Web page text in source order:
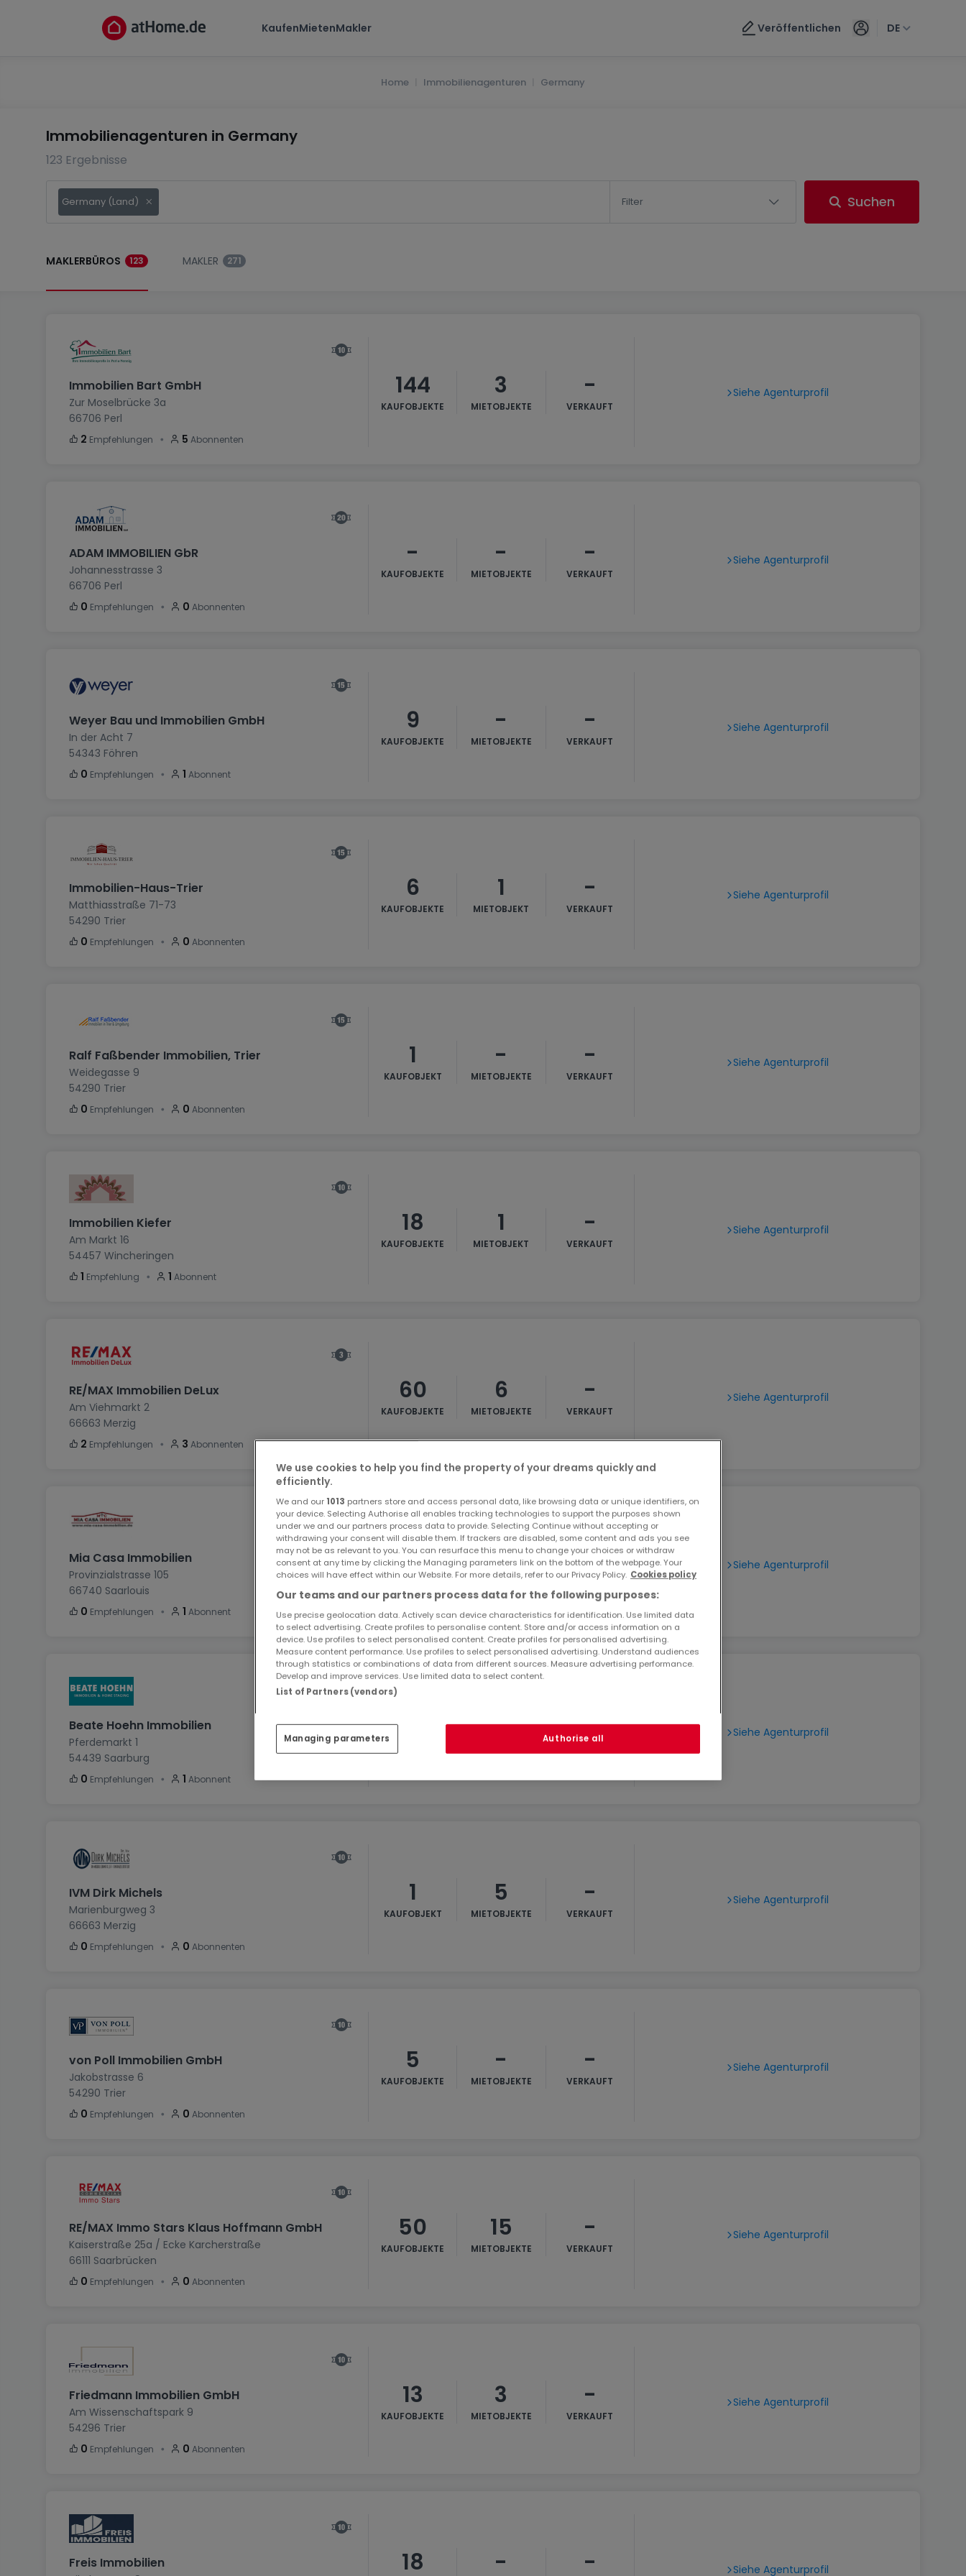
KaufenMietenMakler Veröffentlichen DE
Home Immobilienagenturen Germany
Immobilienagenturen in Germany
123 Ergebnisse
Germany (Land) Filter Suchen
MAKLERBÜROS 123 MAKLER 271
Immobilien Bart GmbH
Zur Moselbrücke 3a
66706 Perl
2 Empfehlungen ・ 5 Abonnenten
144
KAUFOBJEKTE
3
MIETOBJEKTE
-
VERKAUFT
Siehe Agenturprofil
ADAM IMMOBILIEN GbR
Johannesstrasse 3
66706 Perl
0 Empfehlungen ・ 0 Abonnenten
-
KAUFOBJEKTE
-
MIETOBJEKTE
-
VERKAUFT
Siehe Agenturprofil
Weyer Bau und Immobilien GmbH
In der Acht 7
54343 Föhren
0 Empfehlungen ・ 1 Abonnent
9
KAUFOBJEKTE
-
MIETOBJEKTE
-
VERKAUFT
Siehe Agenturprofil
Immobilien-Haus-Trier
Matthiasstraße 71-73
54290 Trier
0 Empfehlungen ・ 0 Abonnenten
6
KAUFOBJEKTE
1
MIETOBJEKT
-
VERKAUFT
Siehe Agenturprofil
Ralf Faßbender Immobilien, Trier
Weidegasse 9
54290 Trier
0 Empfehlungen ・ 0 Abonnenten
1
KAUFOBJEKT
-
MIETOBJEKTE
-
VERKAUFT
Siehe Agenturprofil
Immobilien Kiefer
Am Markt 16
54457 Wincheringen
1 Empfehlung ・ 1 Abonnent
18
KAUFOBJEKTE
1
MIETOBJEKT
-
VERKAUFT
Siehe Agenturprofil
RE/MAX Immobilien DeLux
Am Viehmarkt 2
66663 Merzig
2 Empfehlungen ・ 3 Abonnenten
60
KAUFOBJEKTE
6
MIETOBJEKTE
-
VERKAUFT
Siehe Agenturprofil
Mia Casa Immobilien
Provinzialstrasse 105
66740 Saarlouis
0 Empfehlungen ・ 1 Abonnent
3
KAUFOBJEKTE
-
MIETOBJEKTE
-
VERKAUFT
Siehe Agenturprofil
Beate Hoehn Immobilien
Pferdemarkt 1
54439 Saarburg
0 Empfehlungen ・ 1 Abonnent
- - Siehe Agenturprofil
IVM Dirk Michels
Marienburgweg 3
66663 Merzig
0 Empfehlungen ・ 0 Abonnenten
1
KAUFOBJEKT
5
MIETOBJEKTE
-
VERKAUFT
Siehe Agenturprofil
von Poll Immobilien GmbH
Jakobstrasse 6
54290 Trier
0 Empfehlungen ・ 0 Abonnenten
5
KAUFOBJEKTE
-
MIETOBJEKTE
-
VERKAUFT
Siehe Agenturprofil
RE/MAX Immo Stars Klaus Hoffmann GmbH
Kaiserstraße 25a / Ecke Karcherstraße
66111 Saarbrücken
0 Empfehlungen ・ 0 Abonnenten
50
KAUFOBJEKTE
15
MIETOBJEKTE
-
VERKAUFT
Siehe Agenturprofil
Friedmann Immobilien GmbH
Am Wissenschaftspark 9
54296 Trier
0 Empfehlungen ・ 0 Abonnenten
13
KAUFOBJEKTE
3
MIETOBJEKTE
-
VERKAUFT
Siehe Agenturprofil
Freis Immobilien 18 - - Siehe Agenturprofil
We use cookies to help you find the property of your dreams quickly and
efficiently.
We and our 1013 partners store and access personal data, like browsing data or unique identifiers, on
your device. Selecting Authorise all enables tracking technologies to support the purposes shown
under we and our partners process data to provide. Selecting Continue without accepting or
withdrawing your consent will disable them. If trackers are disabled, some content and ads you see
may not be as relevant to you. You can resurface this menu to change your choices or withdraw
consent at any time by clicking the Managing parameters link on the bottom of the webpage. Your
choices will have effect within our Website. For more details, refer to our Privacy Policy. Cookies policy
Our teams and our partners process data for the following purposes:
Use precise geolocation data. Actively scan device characteristics for identification. Use limited data
to select advertising. Create profiles to personalise content. Store and/or access information on a
device. Use profiles to select personalised content. Create profiles for personalised advertising.
Measure content performance. Use profiles to select personalised advertising. Understand audiences
through statistics or combinations of data from different sources. Measure advertising performance.
Develop and improve services. Use limited data to select content.
List of Partners (vendors)
Managing parameters Authorise all